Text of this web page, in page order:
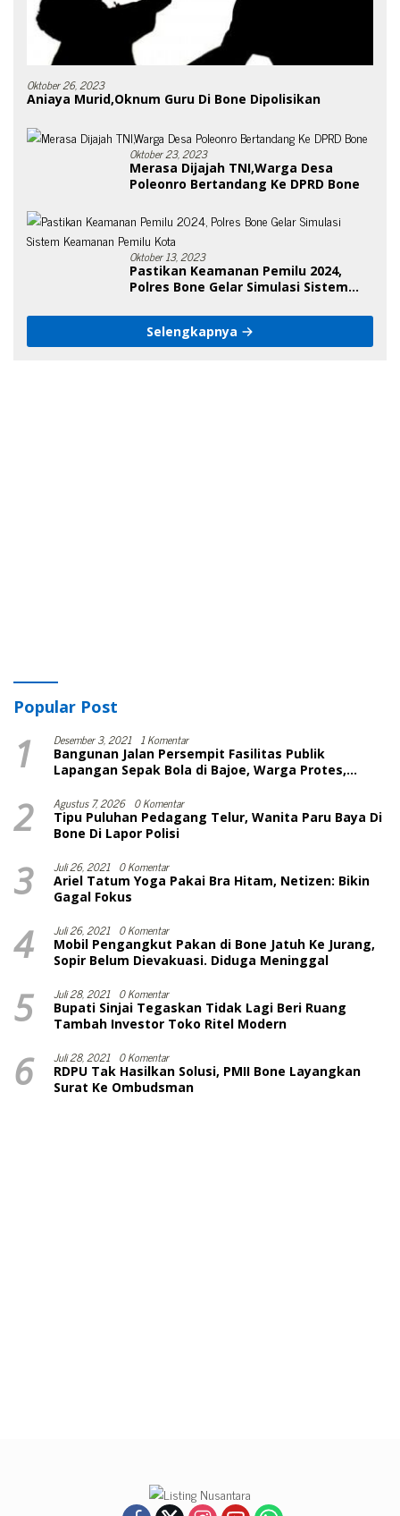
Oktober 26, 2023
Aniaya Murid,Oknum Guru Di Bone Dipolisikan
Oktober 23, 2023
Merasa Dijajah TNI,Warga Desa
Poleonro Bertandang Ke DPRD Bone
Oktober 13, 2023
Pastikan Keamanan Pemilu 2024,
Polres Bone Gelar Simulasi Sistem
Selengkapnya
Popular Post
1 Desember 3, 2021 1 Komentar
Bangunan Jalan Persempit Fasilitas Publik
Lapangan Sepak Bola di Bajoe, Warga Protes,
2 Agustus 7, 2026 0 Komentar
Tipu Puluhan Pedagang Telur, Wanita Paru Baya Di
Bone Di Lapor Polisi
3 Juli 26, 2021 0 Komentar
Ariel Tatum Yoga Pakai Bra Hitam, Netizen: Bikin
Gagal Fokus
4 Juli 26, 2021 0 Komentar
Mobil Pengangkut Pakan di Bone Jatuh Ke Jurang,
Sopir Belum Dievakuasi. Diduga Meninggal
5 Juli 28, 2021 0 Komentar
Bupati Sinjai Tegaskan Tidak Lagi Beri Ruang
Tambah Investor Toko Ritel Modern
6 Juli 28, 2021 0 Komentar
RDPU Tak Hasilkan Solusi, PMII Bone Layangkan
Surat Ke Ombudsman